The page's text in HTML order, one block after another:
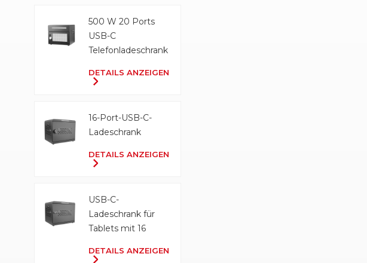
500 W 20 Ports
USB-C
Telefonladeschrank
DETAILS ANZEIGEN
16-Port-USB-C-
Ladeschrank
DETAILS ANZEIGEN
USB-C-
Ladeschrank für
Tablets mit 16
500 W
DETAILS ANZEIGEN